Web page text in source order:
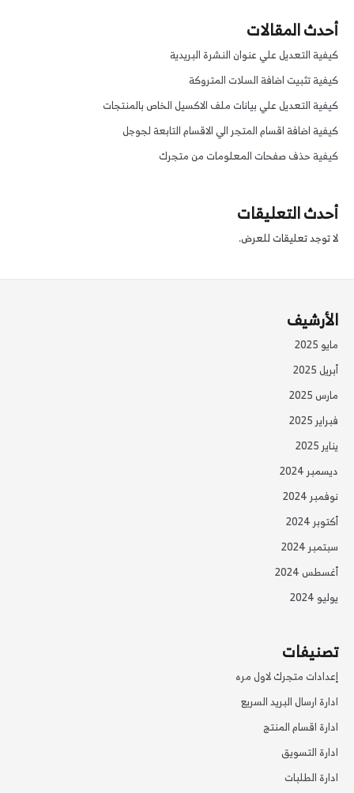
أحدث المقالات
كيفية التعديل علي عنوان النشرة البريدية
كيفية تثبيت اضافة السلات المتروكة
كيفية التعديل علي بيانات ملف الاكسيل الخاص بالمنتجات
كيفية اضافة اقسام المتجر الي الاقسام التابعة لجوجل
كيفية حذف صفحات المعلومات من متجرك
أحدث التعليقات
لا توجد تعليقات للعرض.
الأرشيف
مايو 2025
أبريل 2025
مارس 2025
فبراير 2025
يناير 2025
ديسمبر 2024
نوفمبر 2024
أكتوبر 2024
سبتمبر 2024
أغسطس 2024
يوليو 2024
تصنيفات
إعدادات متجرك لاول مره
ادارة ارسال البريد السريع
ادارة اقسام المنتج
ادارة التسويق
ادارة الطلبات